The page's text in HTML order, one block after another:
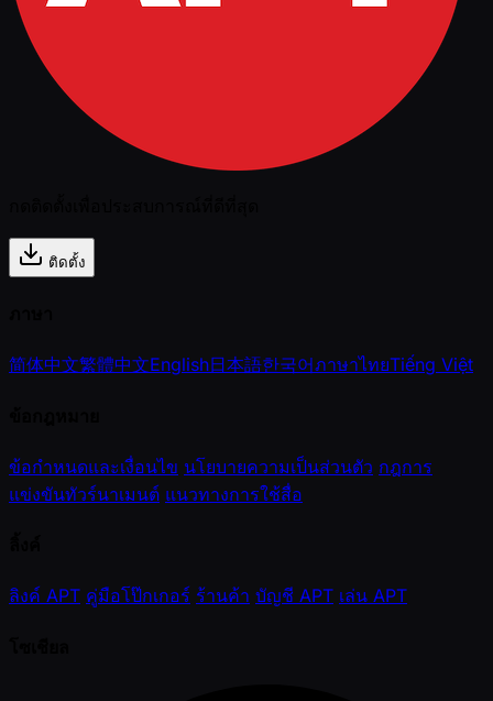
ติดตั้ง
简体中文繁體中文English日本語한국어ภาษาไทยTiếng Việt
ข้อกำหนดและเงื่อนไข นโยบายความเป็นส่วนตัว กฎการ
แข่งขันทัวร์นาเมนต์ แนวทางการใช้สื่อ
ลิงค์ APT คู่มือโป๊กเกอร์ ร้านค้า บัญชี APT เล่น APT